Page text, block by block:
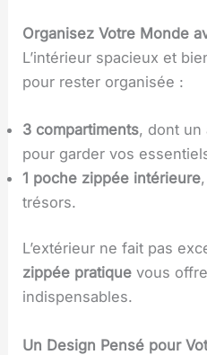
Organisez Votre Monde
L’intérieur spacieux et
pour rester organisée :
3 compartiments, dont un
pour garder vos
1 poche zippée intérieure
trésors.
L’extérieur ne fait pas
zippée pratique vous
indispensables.
Un Design Pensé pour